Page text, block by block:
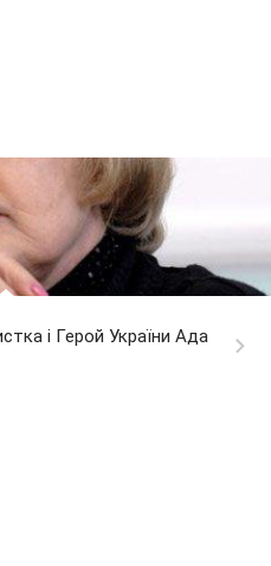
і Герой України Ада